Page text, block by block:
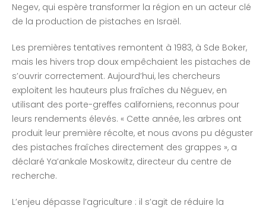
Negev, qui espère transformer la région en un acteur clé
de la production de pistaches en Israël.
Les premières tentatives remontent à 1983, à Sde Boker,
mais les hivers trop doux empêchaient les pistaches de
s’ouvrir correctement. Aujourd’hui, les chercheurs
exploitent les hauteurs plus fraîches du Néguev, en
utilisant des porte-greffes californiens, reconnus pour
leurs rendements élevés. « Cette année, les arbres ont
produit leur première récolte, et nous avons pu déguster
des pistaches fraîches directement des grappes », a
déclaré Ya’ankale Moskowitz, directeur du centre de
recherche.
L’enjeu dépasse l’agriculture : il s’agit de réduire la